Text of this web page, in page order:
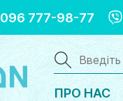
096 777-98-77
ПРО НАС